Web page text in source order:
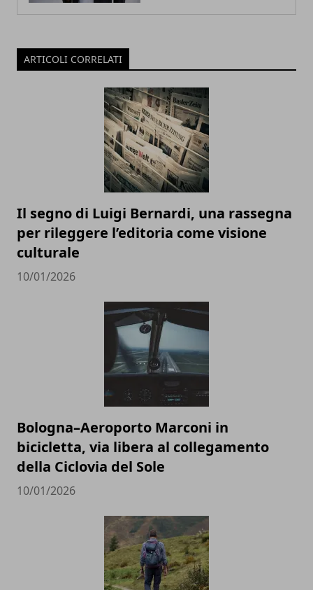
ARTICOLI CORRELATI
Il segno di Luigi Bernardi, una rassegna
per rileggere l’editoria come visione
culturale
10/01/2026
Bologna–Aeroporto Marconi in
bicicletta, via libera al collegamento
della Ciclovia del Sole
10/01/2026